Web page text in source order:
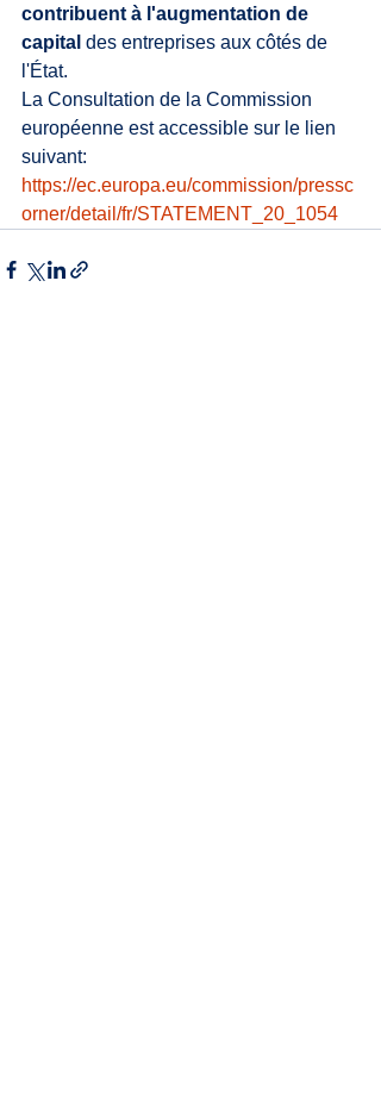
contribuent à l'augmentation de
capital des entreprises aux côtés de
l'État.
La Consultation de la Commission
européenne est accessible sur le lien
suivant:
https://ec.europa.eu/commission/pressc
orner/detail/fr/STATEMENT_20_1054